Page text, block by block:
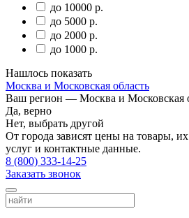
до 10000 р.
до 5000 р.
до 2000 р.
до 1000 р.
Нашлось показать
Москва и Московская область
Ваш регион — Москва и Московская
Да, верно
Нет, выбрать другой
От города зависят цены на товары,
услуг и контактные данные.
8 (800) 333-14-25
Заказать звонок